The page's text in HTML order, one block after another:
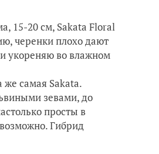
15-20 см, Sakata Floral
черенки плохо дают
укореняю во влажном
самая Sakata.
зевами, до
просты в
Гибрид